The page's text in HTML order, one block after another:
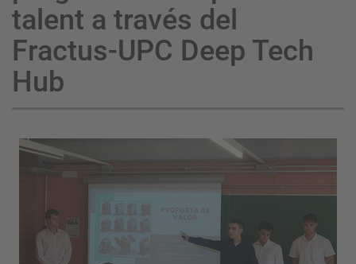
talent a través del
Fractus-UPC Deep Tech
Hub